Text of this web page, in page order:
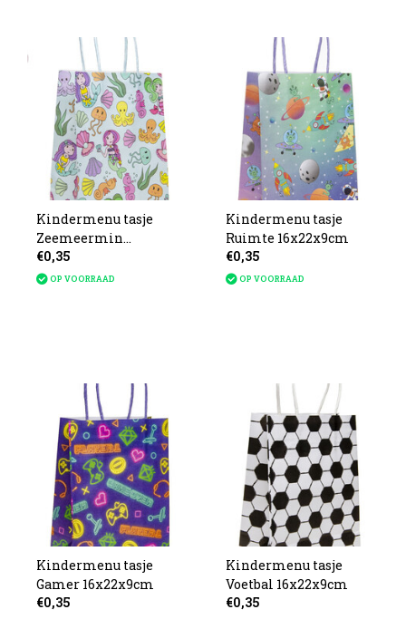
Kindermenu tasje
Zeemeermin
16x22x9cm
€0,35
OP VOORRAAD
Kindermenu tasje
Ruimte 16x22x9cm
€0,35
OP VOORRAAD
Kindermenu tasje
Gamer 16x22x9cm
€0,35
Kindermenu tasje
Voetbal 16x22x9cm
€0,35